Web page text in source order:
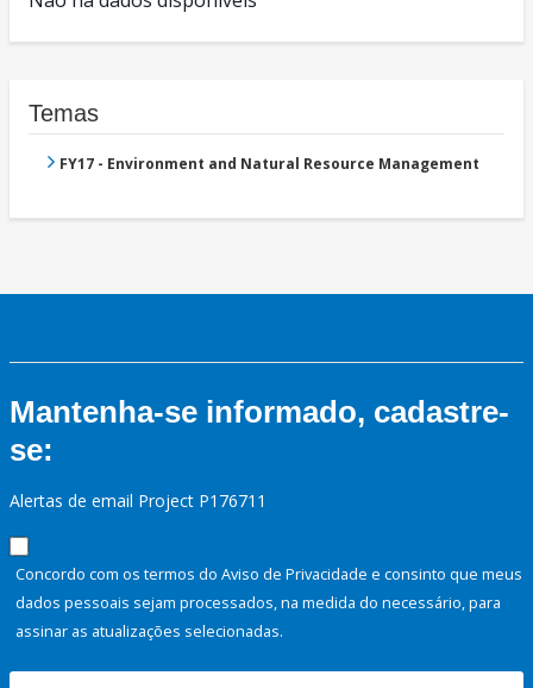
Temas
FY17 - Environment and Natural Resource Management
Mantenha-se informado, cadastre-
se:
Alertas de email Project P176711
Concordo com os termos do Aviso de Privacidade e consinto que meus
dados pessoais sejam processados, na medida do necessário, para
assinar as atualizações selecionadas.